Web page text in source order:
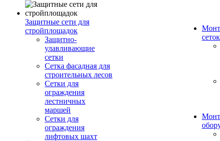
Защитные сети для
стройплощадок
Защитно-
улавливающие
сетки
Сетка фасадная для
строительных лесов
Сетки для
ограждения
лестничных
маршей
Сетки для
ограждения
лифтовых шахт
сеток